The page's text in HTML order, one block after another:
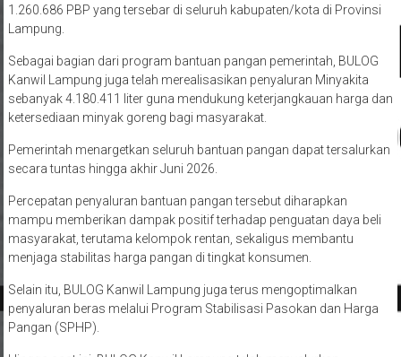
telah mencapai 21.655.540 kilogram beras yang telah diterima oleh
1.082.777 Penerima Bantuan Pangan (PBP) dari total target
Lampung.
Sebagai bagian dari program bantuan pangan pemerintah, BULOG
Kanwil Lampung juga telah merealisasikan penyaluran Minyakita
ketersediaan minyak goreng bagi masyarakat.
secara tuntas hingga akhir Juni 2026.
Percepatan penyaluran bantuan pangan tersebut diharapkan
mampu memberikan dampak positif terhadap penguatan daya beli
menjaga stabilitas harga pangan di tingkat konsumen.
Selain itu, BULOG Kanwil Lampung juga terus mengoptimalkan